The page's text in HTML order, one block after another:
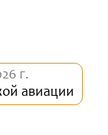
г.
авиации